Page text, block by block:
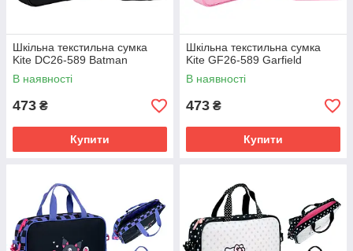
Шкільна текстильна сумка
Kite DC26-589 Batman
В наявності
473 ₴
Купити
Шкільна текстильна сумка
Kite GF26-589 Garfield
В наявності
473 ₴
Купити